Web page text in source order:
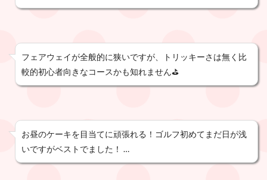
フェアウェイが全般的に狭いですが、トリッキーさは無く比
較的初心者向きなコースかも知れません⛳️
お昼のケーキを目当てに頑張れる！ゴルフ初めてまだ日が浅
いですがベストでました！ …